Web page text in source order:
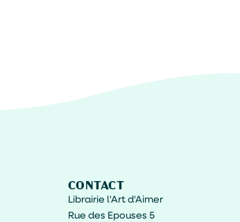
CONTACT
Librairie l'Art d'Aimer
Rue des Epouses 5